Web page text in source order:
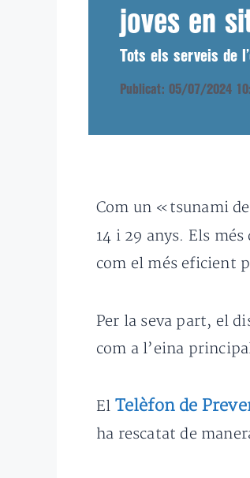
joves en
Tots els serveis de
Publicat: 05/07/2024
Com un «tsunami
14 i 29 anys. Els
com el més eficient
Per la seva part, el
com a l’eina
El Telèfon de
ha rescatat de